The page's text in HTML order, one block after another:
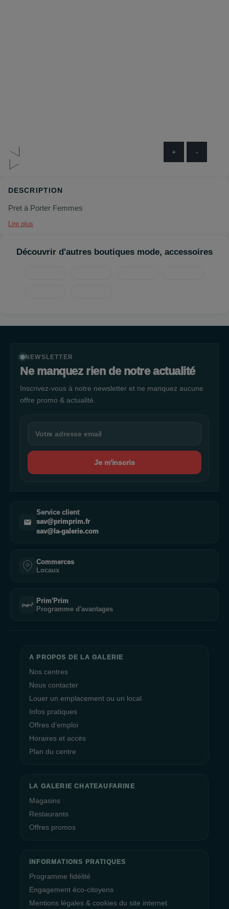
+ -
DESCRIPTION
Pret à Porter Femmes
Lire plus
Découvrir d'autres boutiques mode, accessoires
NEWSLETTER
Ne manquez rien de notre actualité
Inscrivez-vous à notre newsletter et ne manquez aucune
offre promo & actualité.
Je m'inscris
Service client
sav@primprim.fr
sav@la-galerie.com
Commerces
Locaux
Prim'Prim
Programme d'avantages
A PROPOS DE LA GALERIE
Nos centres
Nous contacter
Louer un emplacement ou un local
Infos pratiques
Offres d’emploi
Horaires et accès
Plan du centre
LA GALERIE CHATEAUFARINE
Magasins
Restaurants
Offres promos
INFORMATIONS PRATIQUES
Programme fidélité
Engagement éco-citoyens
Mentions légales & cookies du site internet